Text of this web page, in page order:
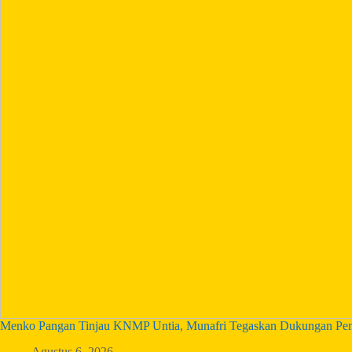
Menko Pangan Tinjau KNMP Untia, Munafri Tegaskan Dukungan